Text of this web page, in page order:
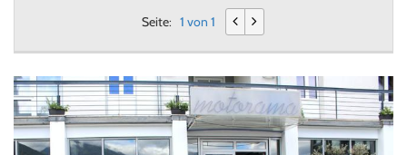
Seite:1 von 1